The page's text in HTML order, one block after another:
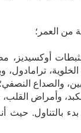
أوكسيديز،
والصداع النصفي؛
وأمراض
حيث أنه